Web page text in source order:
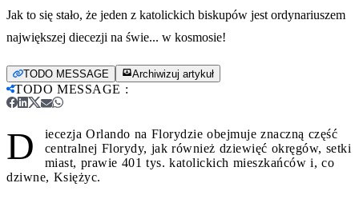
Jak to się stało, że jeden z katolickich biskupów jest ordynariuszem
największej diecezji na świe... w kosmosie!
TODO MESSAGE Archiwizuj artykuł
TODO MESSAGE :
D
iecezja Orlando na Florydzie obejmuje znaczną część
centralnej Florydy, jak również dziewięć okręgów, setki
miast, prawie 401 tys. katolickich mieszkańców i, co
dziwne, Księżyc.